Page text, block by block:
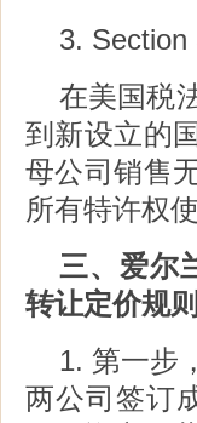
3.
在美国税
到新设立的
母公司销售
所有特许权
三、爱尔
转让定价
1. 第一步
两公司签订